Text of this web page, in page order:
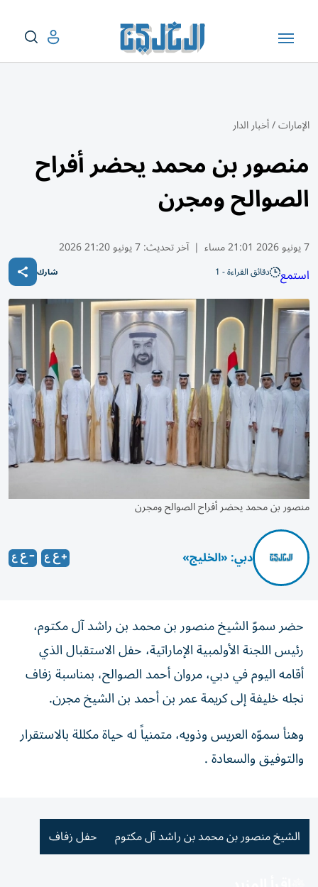
الإمارات/أخبار الدار
منصور بن محمد يحضر أفراح
الصوالح ومجرن
7 يونيو 2026 21:01 مساء | آخر تحديث:7 يونيو 21:20 2026
استمع دقائق القراءة - 1 شارك
منصور بن محمد يحضر أفراح الصوالح ومجرن
دبي: «الخليج»
حضر سموّ الشيخ منصور بن محمد بن راشد آل مكتوم،
رئيس اللجنة الأولمبية الإماراتية، حفل الاستقبال الذي
أقامه اليوم في دبي، مروان أحمد الصوالح،بمناسبة زفاف
نجله خليفة إلى كريمة عمر بن أحمد بن الشيخ مجرن.
وهنأ سموّه العريس وذويه، متمنياً له حياة مكللة بالاستقرار
والتوفيق والسعادة .
الشيخ منصور بن محمد بن راشد آل مكتوم حفل زفاف